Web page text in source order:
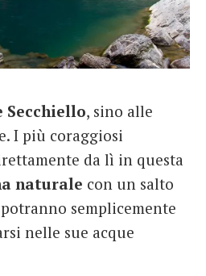
, sino alle
I più coraggiosi
da lì in questa
naturale con un salto
semplicemente
nelle sue acque